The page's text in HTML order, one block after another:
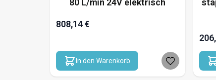
80 L/min 24V elektrisch
808,14 €
In den Warenkorb